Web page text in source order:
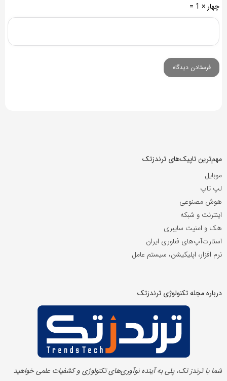
چهار × 1 =
مهم‌ترین تاپیک‌های ترندزتک
موبایل
لپ تاپ
هوش مصنوعی
اینترنت و شبکه
هک و امنیت سایبری
استارت‌آپ‌های فناوری ایران
نرم افزار، اپلیکیشن، سیستم عامل
درباره مجله تکنولوژی ترندزتک
شما با ترندز تک، پلی به آینده‌ نوآوری‌های تکنولوژی و کشفیات علمی خواهید